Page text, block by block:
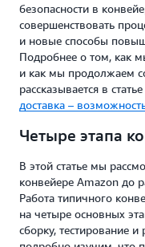
безопасности в
совершенствовать
и новые способы
Подробнее о том, как
и как мы продолжаем
рассказывается в
доставка –
Четыре этапа
В этой статье мы
конвейере Amazon до
Работа типичного
на четыре основных
сборку, тестирование